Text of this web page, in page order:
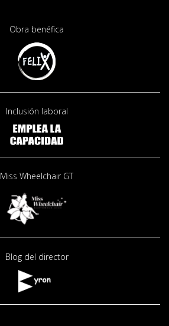
Obra benéfica
Inclusión laboral
Miss Wheelchair GT
Blog del director